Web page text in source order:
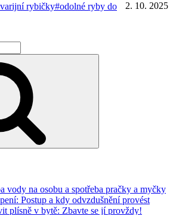
2. 10. 2025
rybičky#odolné ryby do
vody na osobu a spotřeba pračky a myčky
Postup a kdy odvzdušnění provést
plísně v bytě: Zbavte se jí provždy!